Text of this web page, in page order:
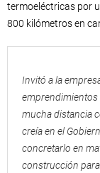
termoeléctricas por
800 kilómetros en
Invitó a la
emprendimientos
mucha distancia
creía en el
concretarlo en
construcción para